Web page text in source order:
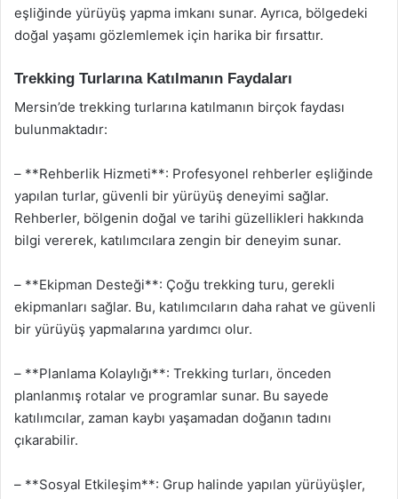
eşliğinde yürüyüş yapma imkanı sunar. Ayrıca, bölgedeki
doğal yaşamı gözlemlemek için harika bir fırsattır.
Trekking Turlarına Katılmanın Faydaları
Mersin’de trekking turlarına katılmanın birçok faydası
bulunmaktadır:
– **Rehberlik Hizmeti**: Profesyonel rehberler eşliğinde
yapılan turlar, güvenli bir yürüyüş deneyimi sağlar.
Rehberler, bölgenin doğal ve tarihi güzellikleri hakkında
bilgi vererek, katılımcılara zengin bir deneyim sunar.
– **Ekipman Desteği**: Çoğu trekking turu, gerekli
ekipmanları sağlar. Bu, katılımcıların daha rahat ve güvenli
bir yürüyüş yapmalarına yardımcı olur.
– **Planlama Kolaylığı**: Trekking turları, önceden
planlanmış rotalar ve programlar sunar. Bu sayede
katılımcılar, zaman kaybı yaşamadan doğanın tadını
çıkarabilir.
– **Sosyal Etkileşim**: Grup halinde yapılan yürüyüşler,